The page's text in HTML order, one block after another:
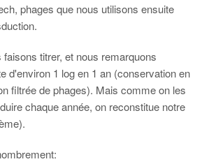
phages que nous utilisons ensuite
titrer, et nous remarquons
d'environ 1 log en 1 an (conservation en
filtrée de phages). Mais comme on les
chaque année, on reconstitue notre